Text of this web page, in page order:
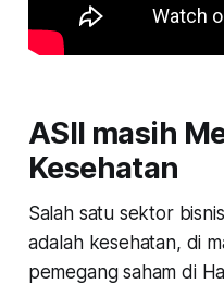
ASII masih
Kesehatan
Salah satu sektor
adalah kesehatan, di
pemegang saham di